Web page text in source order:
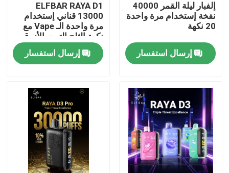
منزل
أشرطة فيديو
حول بنا
إلفبار ليلة القمر 40000
نفخة إستخدام مرة واحدة
20 نكهة
إرسال استفسار
ELFBAR RAYA D1
13000 قناني إستخدام
مرة واحدة الـ Vape مع
نكهة الثلج التوت الأزرق
إرسال استفسار